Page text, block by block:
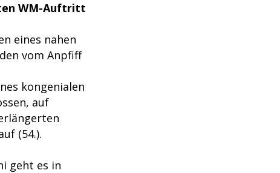
WM-Auftritt
eines nahen
vom Anpfiff
kongenialen
auf
(54.).
geht es in